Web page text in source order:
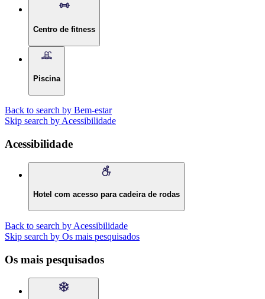
Centro de fitness
Piscina
Back to search by Bem-estar
Skip search by Acessibilidade
Acessibilidade
Hotel com acesso para cadeira de rodas
Back to search by Acessibilidade
Skip search by Os mais pesquisados
Os mais pesquisados